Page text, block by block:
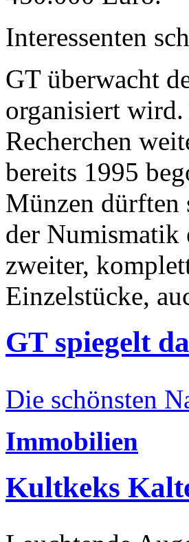
Interessenten
GT überwacht
organisiert wird.
Recherchen
bereits 1995
Münzen
der Numismatik
zweiter,
Einzelstücke,
GT spiegelt
Die schönsten
Immobilien
Kultkeks